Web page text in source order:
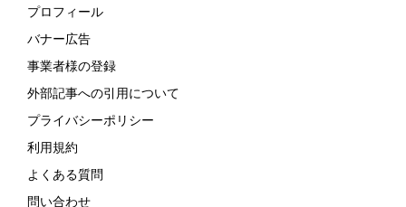
プロフィール
バナー広告
事業者様の登録
外部記事への引用について
プライバシーポリシー
利用規約
よくある質問
問い合わせ